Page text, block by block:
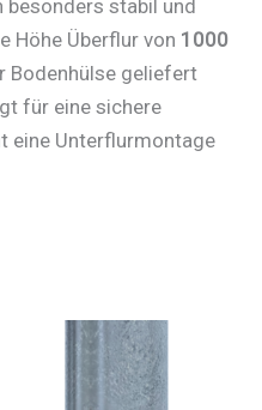
besonders stabil und
Höhe Überflur von 1000
Bodenhülse geliefert
für eine sichere
eine Unterflurmontage